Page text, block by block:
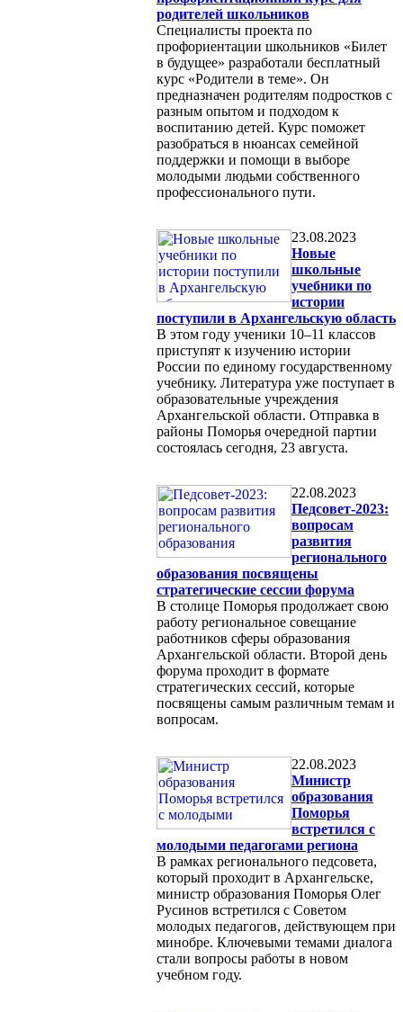
родителей школьников
Специалисты проекта по
профориентации школьников «Билет
в будущее» разработали бесплатный
курс «Родители в теме». Он
предназначен родителям подростков с
разным опытом и подходом к
воспитанию детей. Курс поможет
разобраться в нюансах семейной
поддержки и помощи в выборе
молодыми людьми собственного
профессионального пути.
23.08.2023
Новые
школьные
учебники по
истории
поступили в Архангельскую область
В этом году ученики 10–11 классов
приступят к изучению истории
России по единому государственному
учебнику. Литература уже поступает в
образовательные учреждения
Архангельской области. Отправка в
районы Поморья очередной партии
состоялась сегодня, 23 августа.
22.08.2023
Педсовет-2023:
вопросам
развития
регионального
образования посвящены
стратегические сессии форума
В столице Поморья продолжает свою
работу региональное совещание
работников сферы образования
Архангельской области. Второй день
форума проходит в формате
стратегических сессий, которые
посвящены самым различным темам и
вопросам.
22.08.2023
Министр
образования
Поморья
встретился с
молодыми педагогами региона
В рамках регионального педсовета,
который проходит в Архангельске,
министр образования Поморья Олег
Русинов встретился с Советом
молодых педагогов, действующем при
минобре. Ключевыми темами диалога
стали вопросы работы в новом
учебном году.